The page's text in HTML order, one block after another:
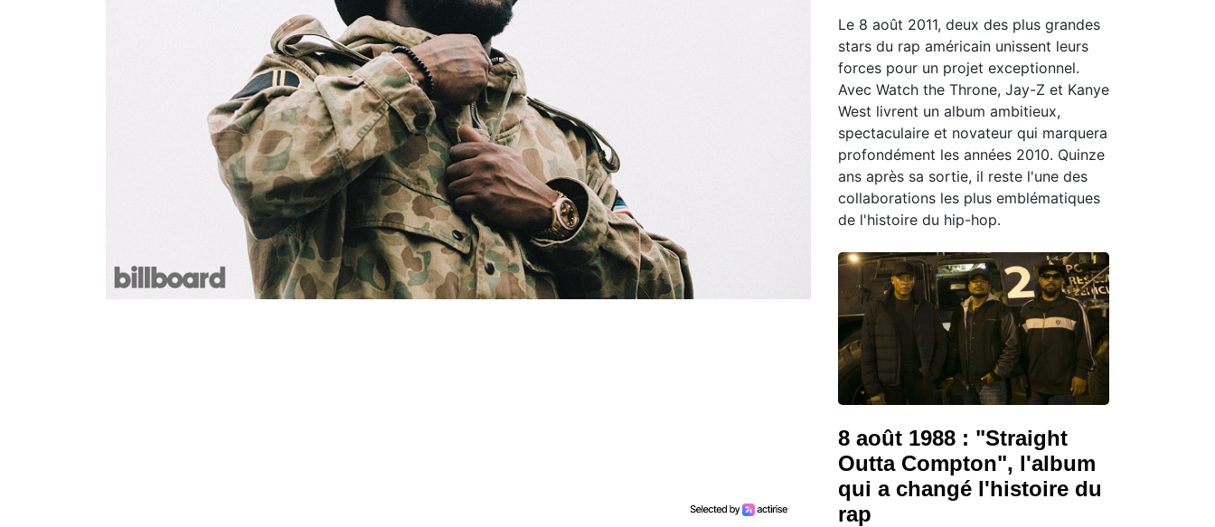
Le 8 août 2011, deux des plus grandes
stars du rap américain unissent leurs
forces pour un projet exceptionnel.
Avec Watch the Throne, Jay-Z et Kanye
West livrent un album ambitieux,
spectaculaire et novateur qui marquera
profondément les années 2010. Quinze
ans après sa sortie, il reste l'une des
collaborations les plus emblématiques
de l'histoire du hip-hop.
8 août 1988 : "Straight
Outta Compton", l'album
qui a changé l'histoire du
rap